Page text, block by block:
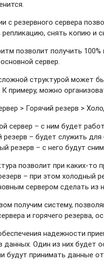
с резервного сервера
снять копию и
позволит получить
сервер.
структурой может
К примеру, можно
> Горячий резерв >
сервер – с ним будет
резерв – будет служить
резерв – с него будут
позволит при каких-
– при этом холодный
сервером сделать из
получим систему,
и горячего резерва,
надежности
Один из них будет
будут принимать данные